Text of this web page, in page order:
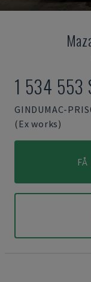
1 534 553
GINDUMAC-PRIS
(Ex works)